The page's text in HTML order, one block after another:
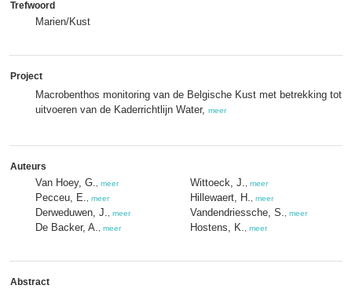
Trefwoord
Marien/Kust
Project
Macrobenthos monitoring van de Belgische Kust met betrekking tot
uitvoeren van de Kaderrichtlijn Water, meer
Auteurs
Van Hoey, G. meer
Pecceu, E. meer
Derweduwen, J. meer
De Backer, A. meer
Wittoeck, J. meer
Hillewaert, H. meer
Vandendriessche, S. meer
Hostens, K. meer
Abstract